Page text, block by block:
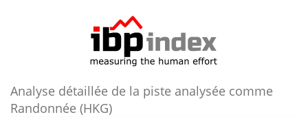
Analyse détaillée de la piste analysée comme
Randonnée (HKG)